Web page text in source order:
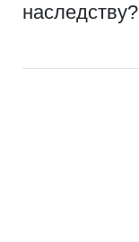
наследству?